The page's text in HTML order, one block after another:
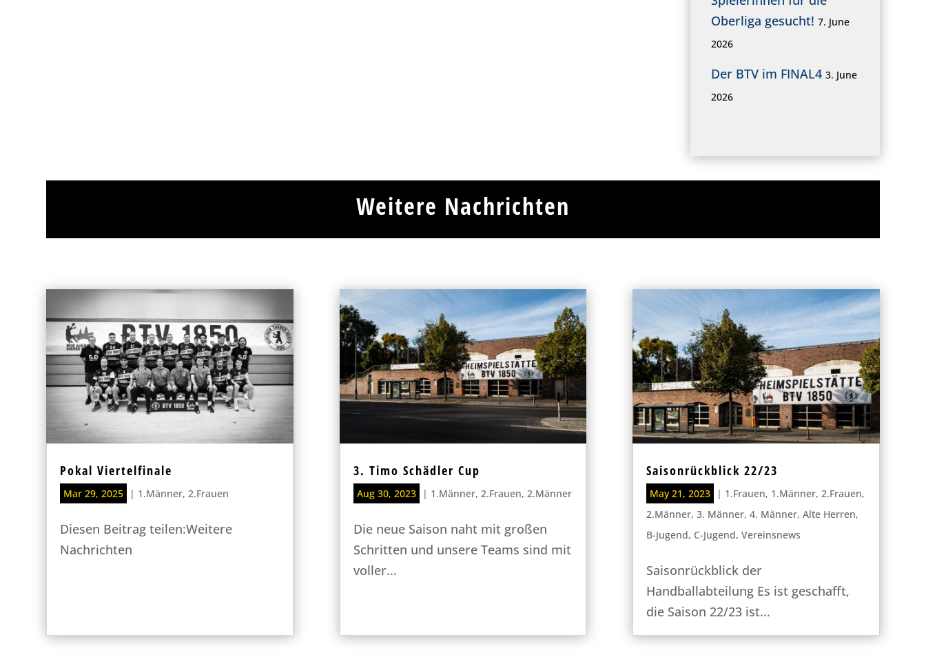
Oberliga gesucht! 7. June
2026
Der BTV im FINAL4 3. June
2026
Weitere Nachrichten
Pokal Viertelfinale
Mar 29, 2025 | 1.Männer,2.Frauen
Diesen Beitrag teilen:Weitere
Nachrichten
3. Timo Schädler Cup
Aug 30, 2023 | 1.Männer, 2.Frauen, 2.Männer
Die neue Saison naht mit großen
Schritten und unsere Teams sind mit
voller...
Saisonrückblick 22/23
May 21, 2023 | 1.Frauen, 1.Männer, 2.Frauen,
2.Männer, 3. Männer, 4. Männer, Alte Herren,
B-Jugend, C-Jugend, Vereinsnews
Saisonrückblick der
Handballabteilung Es ist geschafft,
die Saison 22/23 ist...